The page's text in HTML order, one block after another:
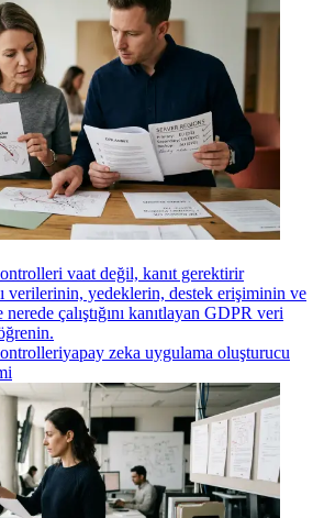
vaat değil, kanıt gerektirir
verilerinin, yedeklerin, destek erişiminin ve
çalıştığını kanıtlayan GDPR veri
yapay zeka uygulama oluşturucu